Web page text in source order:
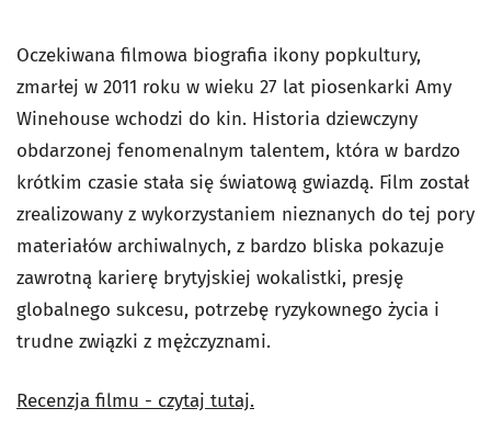
Oczekiwana filmowa biografia ikony popkultury,
zmarłej w 2011 roku w wieku 27 lat piosenkarki Amy
Winehouse wchodzi do kin. Historia dziewczyny
obdarzonej fenomenalnym talentem, która w bardzo
krótkim czasie stała się światową gwiazdą. Film został
zrealizowany z wykorzystaniem nieznanych do tej pory
materiałów archiwalnych, z bardzo bliska pokazuje
zawrotną karierę brytyjskiej wokalistki, presję
globalnego sukcesu, potrzebę ryzykownego życia i
trudne związki z mężczyznami.
Recenzja filmu - czytaj tutaj.